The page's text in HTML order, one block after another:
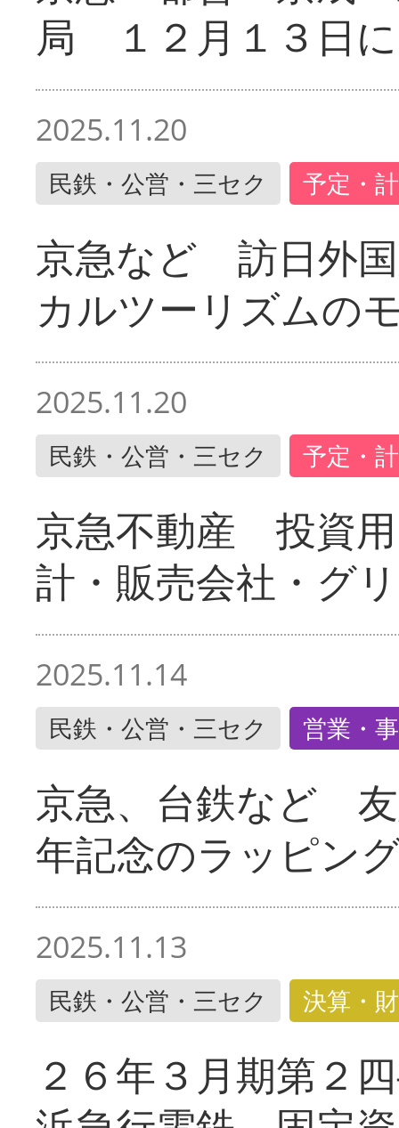
局 １２月１３日
2025.11.20
民鉄・公営・三セク 予定・
京急など 訪日外
カルツーリズムの
2025.11.20
民鉄・公営・三セク 予定・
京急不動産 投資
計・販売会社・グ
2025.11.14
民鉄・公営・三セク 営業・
京急、台鉄など
年記念のラッピン
2025.11.13
民鉄・公営・三セク 決算・
２６年３月期第２